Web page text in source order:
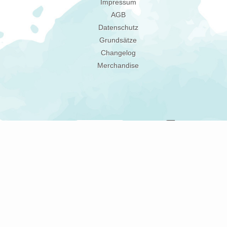
Impressum
AGB
Datenschutz
Grundsätze
Changelog
Merchandise